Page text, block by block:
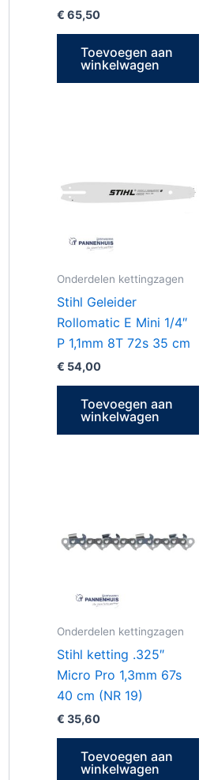
€ 65,50
Toevoegen aan
winkelwagen
Onderdelen kettingzagen
Stihl Geleider
Rollomatic E Mini 1/4″
P 1,1mm 8T 72s 35 cm
€ 54,00
Toevoegen aan
winkelwagen
Onderdelen kettingzagen
Stihl ketting .325″
Micro Pro 1,3mm 67s
40 cm (NR 19)
€ 35,60
Toevoegen aan
winkelwagen